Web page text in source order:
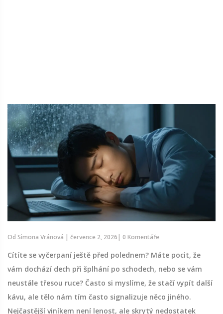
Od Simona Vránová | července 2, 2026| 0 Komentáře
Cítíte se vyčerpaní ještě před polednem? Máte pocit, že
vám dochází dech při šplhání po schodech, nebo se vám
neustále třesou ruce? Často si myslíme, že stačí vypít další
kávu, ale tělo nám tím často signalizuje něco jiného.
Nejčastější viníkem není lenost, ale skrytý nedostatek